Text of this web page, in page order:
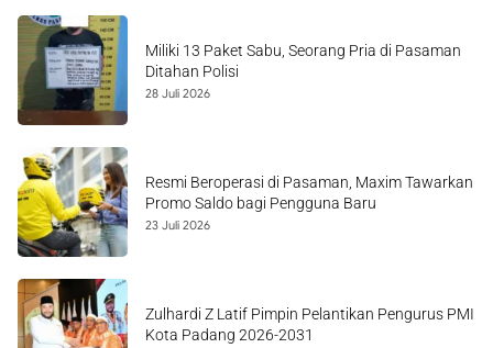
Miliki 13 Paket Sabu, Seorang Pria di Pasaman
Ditahan Polisi
28 Juli 2026
Resmi Beroperasi di Pasaman, Maxim Tawarkan
Promo Saldo bagi Pengguna Baru
23 Juli 2026
Zulhardi Z Latif Pimpin Pelantikan Pengurus PMI
Kota Padang 2026-2031